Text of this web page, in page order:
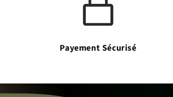
Payement Sécurisé